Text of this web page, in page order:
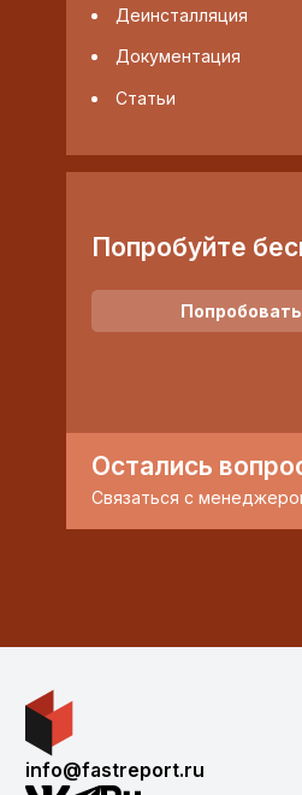
Деинсталляция
Документация
Статьи
Попробуйте
Попробовать
Остались
Связаться с
info@fastreport.ru